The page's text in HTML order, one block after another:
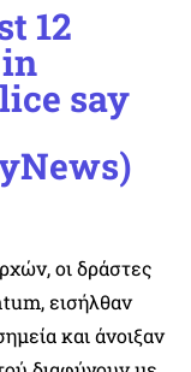
12
say
οι δράστες
εισήλθαν
και άνοιξαν